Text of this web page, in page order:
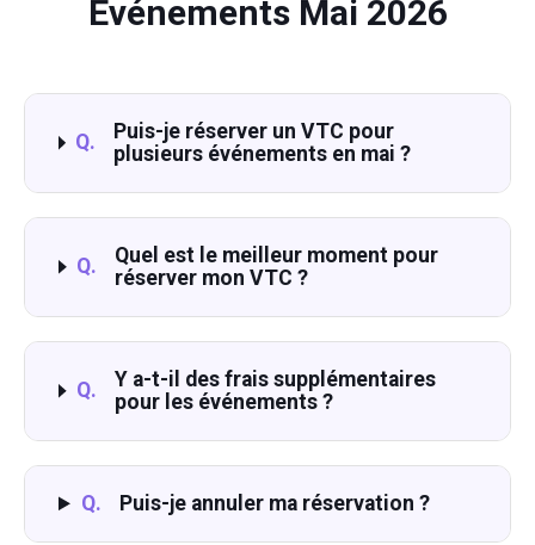
Événements Mai 2026
Q.
Puis-je réserver un VTC pour
plusieurs événements en mai ?
Q.
Quel est le meilleur moment pour
réserver mon VTC ?
Q.
Y a-t-il des frais supplémentaires
pour les événements ?
Q. Puis-je annuler ma réservation ?